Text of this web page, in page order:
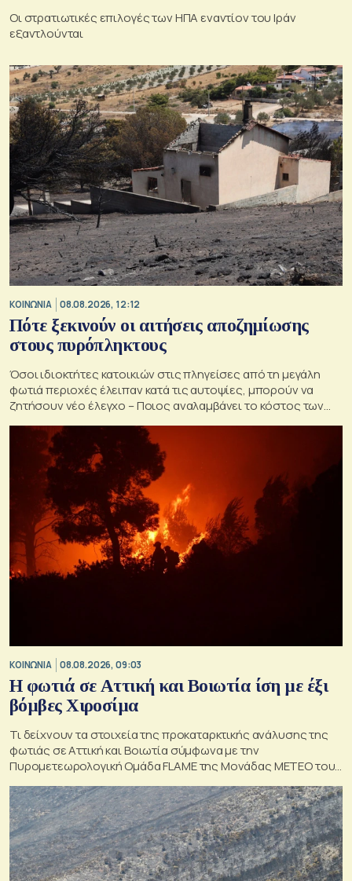
Οι στρατιωτικές επιλογές των ΗΠΑ εναντίον του Ιράν
εξαντλούνται
ΚΟΙΝΩΝΙΑ 08.08.2026, 12:12
Πότε ξεκινούν οι αιτήσεις αποζημίωσης
στους πυρόπληκτους
Όσοι ιδιοκτήτες κατοικιών στις πληγείσες από τη μεγάλη
φωτιά περιοχές έλειπαν κατά τις αυτοψίες, μπορούν να
ζητήσουν νέο έλεγχο – Ποιος αναλαμβάνει το κόστος των
ΚΟΙΝΩΝΙΑ 08.08.2026, 09:03
Η φωτιά σε Αττική και Βοιωτία ίση με έξι
βόμβες Χιροσίμα
Τι δείχνουν τα στοιχεία της προκαταρκτικής ανάλυσης της
φωτιάς σε Αττική και Βοιωτία σύμφωνα με την
Πυρομετεωρολογική Ομάδα FLAME της Μονάδας ΜΕΤΕΟ του